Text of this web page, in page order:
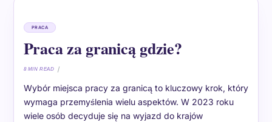
PRACA
Praca za granicą gdzie?
8 MIN READ
Wybór miejsca pracy za granicą to kluczowy krok, który
wymaga przemyślenia wielu aspektów. W 2023 roku
wiele osób decyduje się na wyjazd do krajów